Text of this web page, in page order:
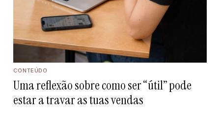
CONTEÚDO
Uma reflexão sobre como ser “útil” pode
estar a travar as tuas vendas